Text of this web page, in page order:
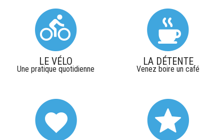
LE VÉLO
Une pratique quotidienne
LA DÉTENTE
Venez boire un café